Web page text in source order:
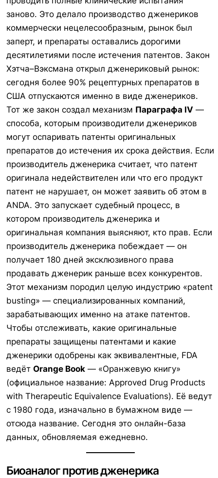
заново. Это делало производство дженериков
коммерчески нецелесообразным, рынок был
заперт, и препараты оставались дорогими
десятилетиями после истечения патентов. Закон
Хэтча–Вэксмана открыл дженериковый рынок:
сегодня более 90% рецептурных препаратов в
США отпускаются именно в виде дженериков.
Тот же закон создал механизм Параграфа IV —
способа, которым производители дженериков
могут оспаривать патенты оригинальных
препаратов до истечения их срока действия. Если
производитель дженерика считает, что патент
оригинала недействителен или что его продукт
патент не нарушает, он может заявить об этом в
ANDA. Это запускает судебный процесс, в
котором производитель дженерика и
оригинальная компания выясняют, кто прав. Если
производитель дженерика побеждает — он
получает 180 дней эксклюзивного права
продавать дженерик раньше всех конкурентов.
Этот механизм породил целую индустрию «patent
busting» — специализированных компаний,
зарабатывающих именно на атаке патентов.
Чтобы отслеживать, какие оригинальные
препараты защищены патентами и какие
дженерики одобрены как эквивалентные, FDA
ведёт Orange Book — «Оранжевую книгу»
(официальное название: Approved Drug Products
with Therapeutic Equivalence Evaluations). Её ведут
с 1980 года, изначально в бумажном виде —
отсюда название. Сегодня это онлайн-база
данных, обновляемая ежедневно.
Биоаналог против дженерика